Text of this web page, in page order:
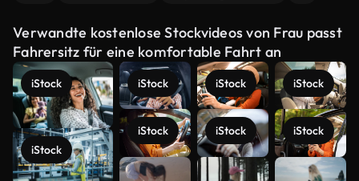
Verwandte kostenlose Stockvideos von Frau passt
Fahrersitz für eine komfortable Fahrt an
iStock
iStock
iStock
iStock
iStock
iStock
iStock
iStock
Mehr